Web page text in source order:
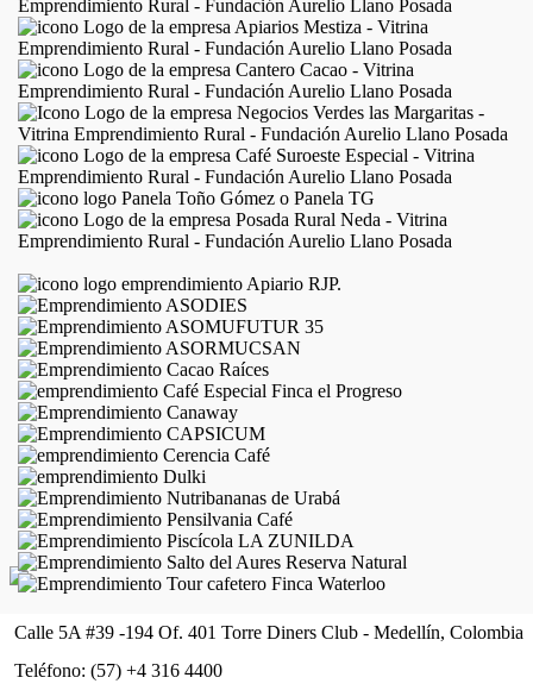
Calle 5A #39 -194 Of. 401 Torre Diners Club - Medellín, Colombia
Teléfono: (57) +4 316 4400